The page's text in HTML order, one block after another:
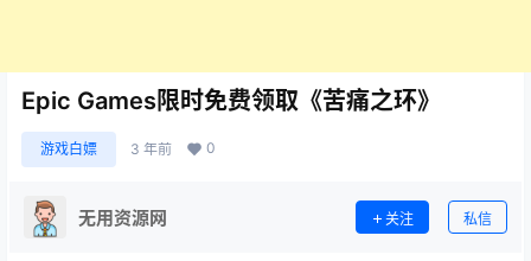
Epic Games限时免费领取《苦痛之环》
游戏白嫖 3 年前 0
无用资源网 关注 私信